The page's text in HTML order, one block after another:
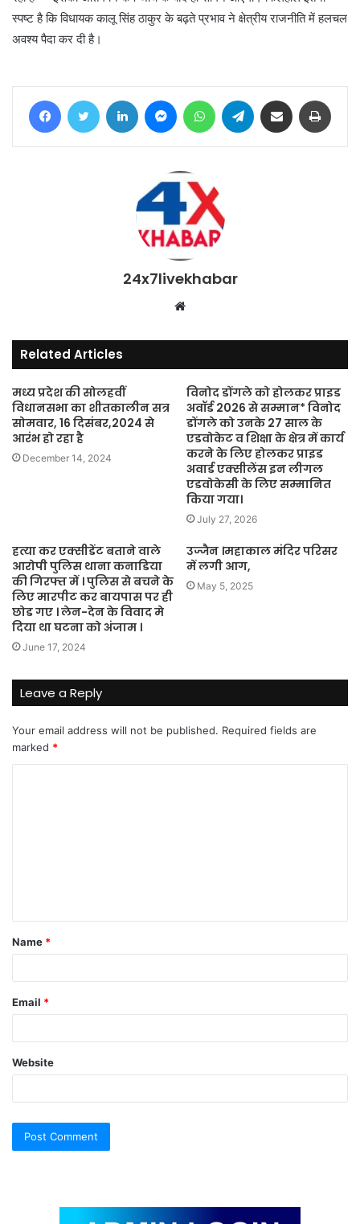
स्पष्ट है कि विधायक कालू सिंह ठाकुर के बढ़ते प्रभाव ने क्षेत्रीय राजनीति में हलचल
अवश्य पैदा कर दी है।
FacebookTwitter LinkedIn MessengerWhatsAppTelegram Share via Email
24x7livekhabar
Website
Related Articles
मध्य प्रदेश की सोलहवीं
विधानसभा का शीतकालीन सत्र
सोमवार, 16 दिसंबर,2024 से
आरंभ हो रहा है
December 14, 2024
विनोद डोंगले को होलकर प्राइड
अवॉर्ड 2026 से सम्मान* विनोद
डोंगले को उनके 27 साल के
एडवोकेट व शिक्षा के क्षेत्र में कार्य
करने के लिए होलकर प्राइड
अवार्ड एक्सीलेंस इन लीगल
एडवोकेसी के लिए सम्मानित
किया गया।
July 27, 2026
हत्या कर एक्सीडेंट बताने वाले
आरोपी पुलिस थाना कनाडिया
की गिरफ्त में । पुलिस से बचने के
लिए मारपीट कर बायपास पर ही
छोड गए । लेन-देन के विवाद मे
दिया था घटना को अंजाम ।
June 17, 2024
उज्जैन ।महाकाल मंदिर परिसर
में लगी आग,
May 5, 2025
Leave a Reply
Your email address will not be published. Required fields are
marked *
t
*
Name *
Email *
Website